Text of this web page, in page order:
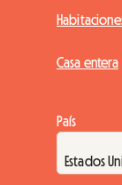
Casa entera
País